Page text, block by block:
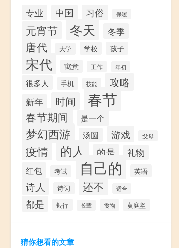
专业 中国 习俗 保暖
元宵节 冬天 冬季
唐代 大学 学校 孩子
宋代 寓意 工作 年初
很多人 手机 技能 攻略
新年 时间 春节
春节期间 是一个
梦幻西游 汤圆 游戏 父母
疫情 的人 的是
礼物
红包
考试 自己的 英语
诗人 诗词 还不 适合
都是 银行 长辈 食物 黄庭坚
猜你想看的文章